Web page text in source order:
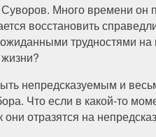
Много времени он
восстановить
трудностями
непредсказуемым и
Что если в какой-то
отразятся на